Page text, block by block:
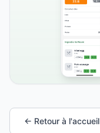
← Retour à l'accueil